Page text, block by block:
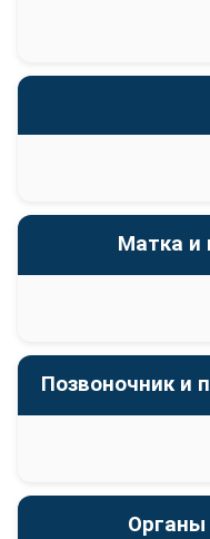
Матка и
Позвоночник и
Органы